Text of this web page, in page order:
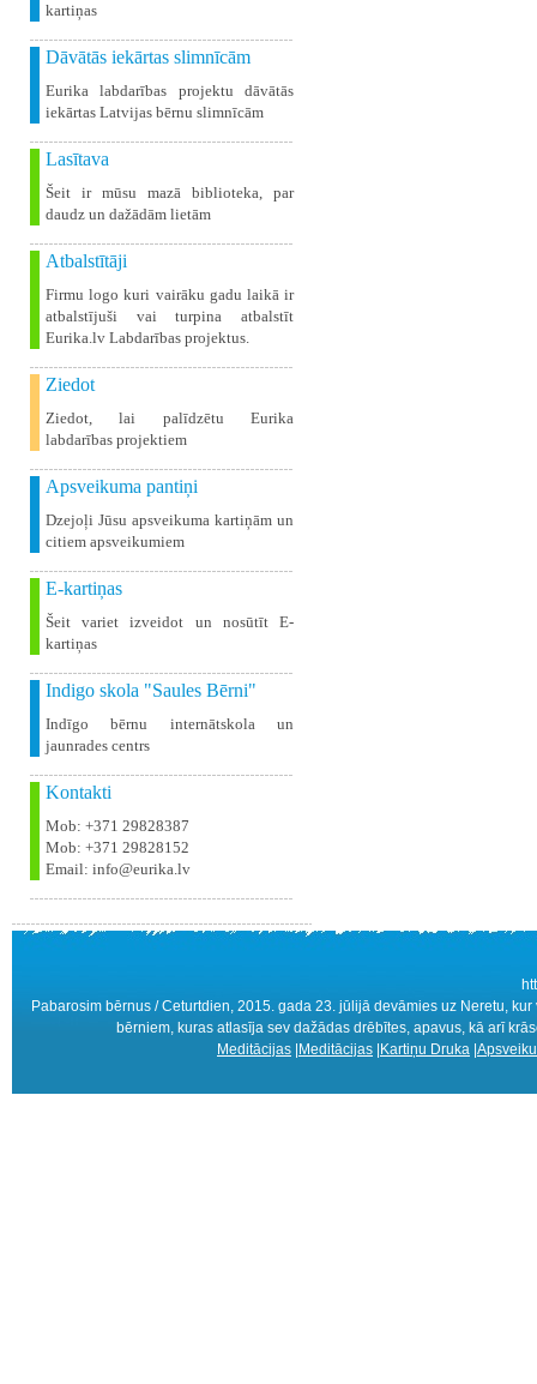
kartiņas
Dāvātās iekārtas slimnīcām
Eurika labdarības projektu dāvātās
iekārtas Latvijas bērnu slimnīcām
Lasītava
Šeit ir mūsu mazā biblioteka, par
daudz un dažādām lietām
Atbalstītāji
Firmu logo kuri vairāku gadu laikā ir
atbalstījuši vai turpina atbalstīt
Eurika.lv Labdarības projektus.
Ziedot
Ziedot, lai palīdzētu Eurika
labdarības projektiem
Apsveikuma pantiņi
Dzejoļi Jūsu apsveikuma kartiņām un
citiem apsveikumiem
E-kartiņas
Šeit variet izveidot un nosūtīt E-
kartiņas
Indigo skola "Saules Bērni"
Indīgo bērnu internātskola un
jaunrades centrs
Kontakti
Mob: +371 29828387
Mob: +371 29828152
Email: info@eurika.lv
Pabarosim bērnus / Ceturtdien, 2015. gada 23. jūlijā devāmies uz Neretu,
bērniem, kuras atlasīja sev dažādas drēbītes, apavus, kā arī
Meditācijas Meditācijas Kartiņu Druka